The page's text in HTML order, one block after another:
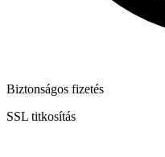
Biztonságos fizetés
SSL titkosítás